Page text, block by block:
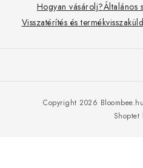
Hogyan vásárolj?Általános
Visszatérítés és
Shoptet
Copyright 2026 Bloombee.hu